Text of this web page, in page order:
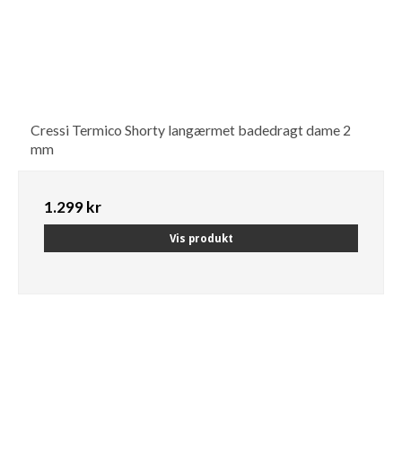
Cressi Termico Shorty langærmet badedragt dame 2
mm
1.299 kr
Vis produkt